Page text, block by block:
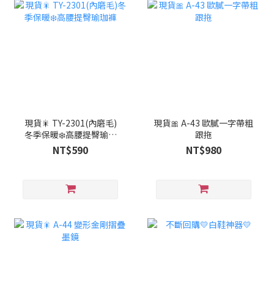
現貨🎇 TY-2301(內磨毛)
冬季保暖❄️高腰提臀瑜珈
褲
NT$590
現貨🎀 A-43 歐膩一字帶粗
跟拖
NT$980